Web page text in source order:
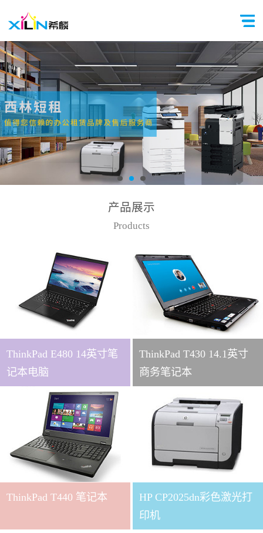
产品展示
Products
ThinkPad E480 14英寸笔
记本电脑
ThinkPad T430 14.1英寸
商务笔记本
ThinkPad T440 笔记本
HP CP2025dn彩色激光打
印机